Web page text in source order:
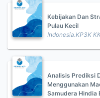
Kebijakan Dan
Pulau Kecil
Indonesia.KP3K
Analisis Prediksi
Menggunakan
Samudera Hindia